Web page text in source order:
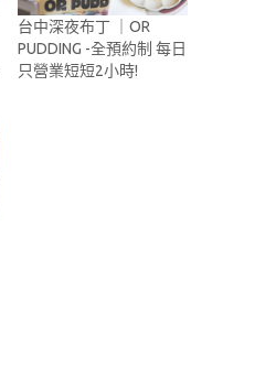
台中深夜布丁 ｜OR
PUDDING -全預約制 每日
只營業短短2小時!